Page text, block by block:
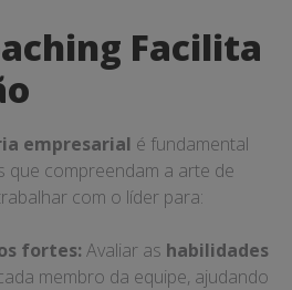
Facilita
empresarial é fundamental
que compreendam a arte de
com o líder para:
fortes: Avaliar as habilidades
membro da equipe, ajudando